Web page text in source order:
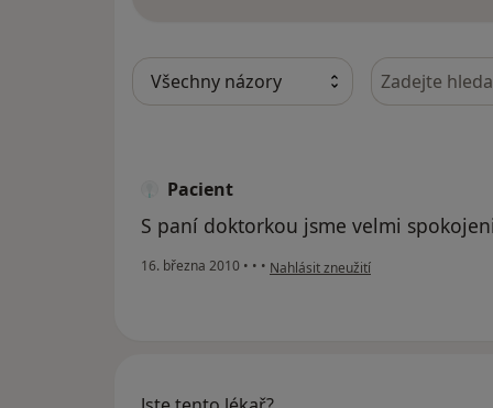
Hledejte v
Pacient
S paní doktorkou jsme velmi
16. března 2010 • • • podle názoru uživatele Pacient
Nahlásit zneužití